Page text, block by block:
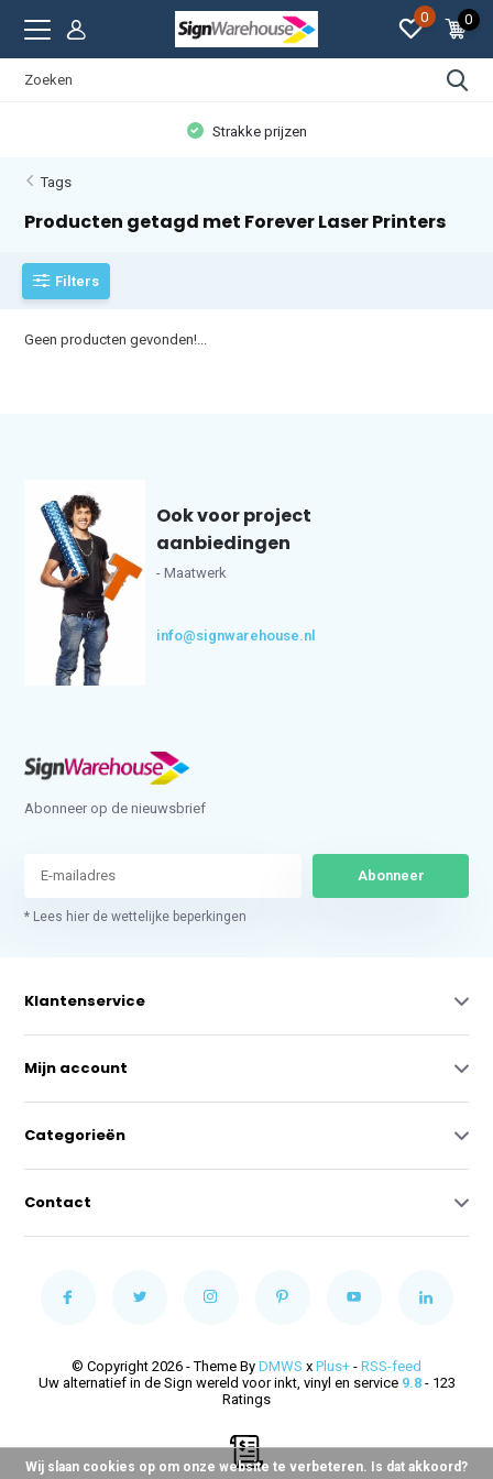
0 0
Strakke prijzen
Tags
Producten getagd met Forever Laser Printers
Filters
Geen producten gevonden!...
Ook voor project
aanbiedingen
- Maatwerk
info@signwarehouse.nl
Abonneer op de nieuwsbrief
Abonneer
* Lees hier de wettelijke beperkingen
Klantenservice
Mijn account
Categorieën
Contact
© Copyright 2026 - Theme By DMWS x Plus+ - RSS-feed
Uw alternatief in de Sign wereld voor inkt, vinyl en service 9.8- 123
Ratings
Wij slaan cookies op om onze website te verbeteren. Is dat akkoord?